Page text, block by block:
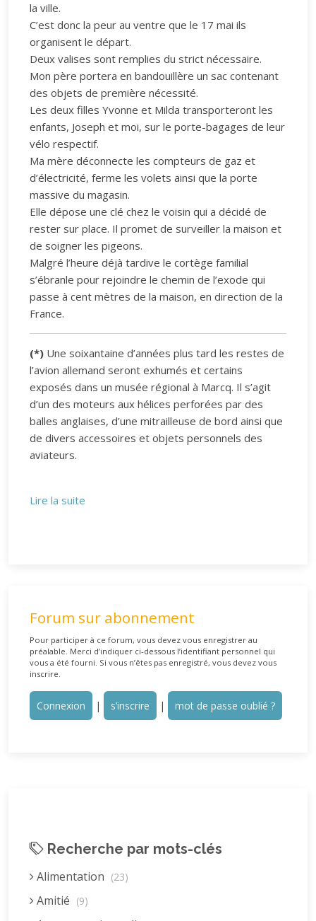
la ville.
C’est donc la peur au ventre que le 17 mai ils
organisent le départ.
Deux valises sont remplies du strict nécessaire.
Mon père portera en bandouillère un sac contenant
des objets de première nécessité.
Les deux filles Yvonne et Milda transporteront les
enfants, Joseph et moi, sur le porte-bagages de leur
vélo respectif.
Ma mère déconnecte les compteurs de gaz et
d’électricité, ferme les volets ainsi que la porte
massive du magasin.
Elle dépose une clé chez le voisin qui a décidé de
rester sur place. Il promet de surveiller la maison et
de soigner les pigeons.
Malgré l’heure déjà tardive le cortège familial
s’ébranle pour rejoindre le chemin de l’exode qui
passe à cent mètres de la maison, en direction de la
France.
(*) Une soixantaine d’années plus tard les restes de
l’avion allemand seront exhumés et certains
exposés dans un musée régional à Marcq. Il s’agit
d’un des moteurs aux hélices perforées par des
balles anglaises, d’une mitrailleuse de bord ainsi que
de divers accessoires et objets personnels des
aviateurs.
Lire la suite
Forum sur abonnement
Pour participer à ce forum, vous devez vous enregistrer au
préalable. Merci d’indiquer ci-dessous l’identifiant personnel qui
vous a été fourni. Si vous n’êtes pas enregistré, vous devez vous
inscrire.
Connexion | s’inscrire | mot de passe oublié ?
Recherche par mots-clés
Alimentation (23)
Amitié (9)